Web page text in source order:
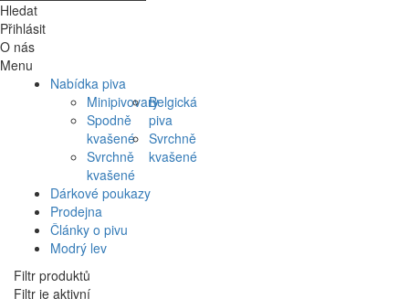
Hledat
Přihlásit
O nás
Menu
Nabídka piva
Minipivovary
Spodně
kvašené
Svrchně
kvašené
Belgická
piva
Svrchně
kvašené
Dárkové poukazy
Prodejna
Články o pivu
Modrý lev
Filtr produktů
Filtr je aktivní